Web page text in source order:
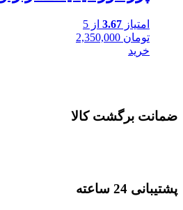
امتیاز 3.67 از 5
تومان
خرید
ضمانت برگشت کالا
پشتیبانی 24 ساعته